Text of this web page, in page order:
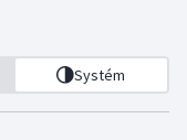
Systém